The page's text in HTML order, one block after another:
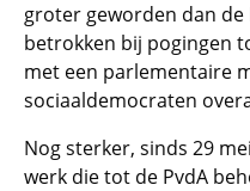
groter geworden dan
betrokken bij pogingen
met een parlementaire
sociaaldemocraten
Nog sterker, sinds 29
werk die tot de PvdA